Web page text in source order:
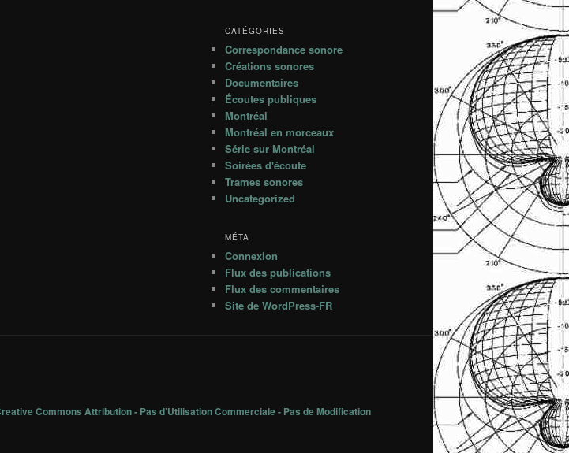
CATÉGORIES
Correspondance sonore
Créations sonores
Documentaires
Écoutes publiques
Montréal
Montréal en morceaux
Série sur Montréal
Soirées d'écoute
Trames sonores
Uncategorized
MÉTA
Connexion
Flux des publications
Flux des commentaires
Site de WordPress-FR
Commons Attribution - Pas d’Utilisation Commerciale - Pas de Modification